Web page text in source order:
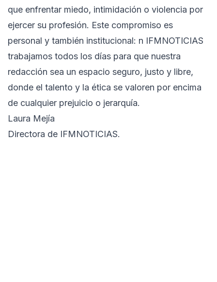
que enfrentar miedo, intimidación o violencia por
ejercer su profesión. Este compromiso es
personal y también institucional: n IFMNOTICIAS
trabajamos todos los días para que nuestra
redacción sea un espacio seguro, justo y libre,
donde el talento y la ética se valoren por encima
de cualquier prejuicio o jerarquía.
Laura Mejía
Directora de IFMNOTICIAS.